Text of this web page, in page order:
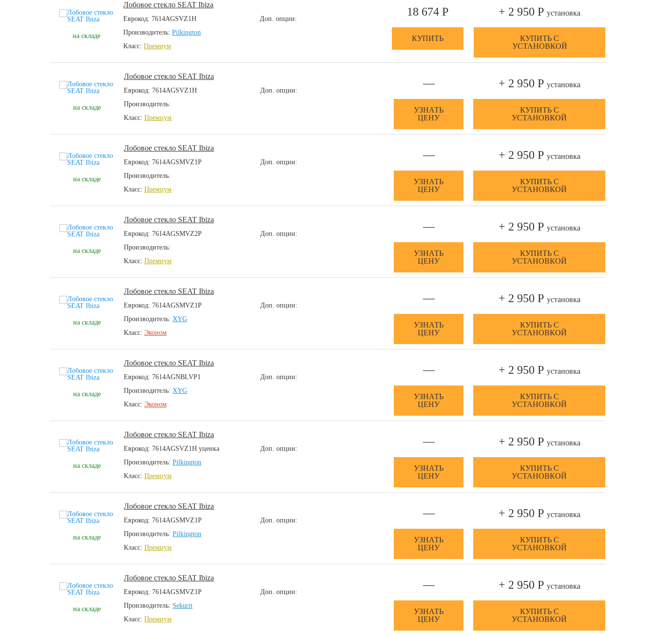
на складе
Лобовое стекло SEAT Ibiza
Еврокод: 7614AGSVZ1H
Производитель: Pilkington
Класс: Премиум
Доп. опции:
18 674 Р
КУПИТЬ
+ 2 950 Р установка
КУПИТЬ С
УСТАНОВКОЙ
на складе
Лобовое стекло SEAT Ibiza
Еврокод: 7614AGSVZ1H
Производитель:
Класс: Премиум
Доп. опции:
—
УЗНАТЬ
ЦЕНУ
+ 2 950 Р установка
КУПИТЬ С
УСТАНОВКОЙ
на складе
Лобовое стекло SEAT Ibiza
Еврокод: 7614AGSMVZ1P
Производитель:
Класс: Премиум
Доп. опции:
—
УЗНАТЬ
ЦЕНУ
+ 2 950 Р установка
КУПИТЬ С
УСТАНОВКОЙ
на складе
Лобовое стекло SEAT Ibiza
Еврокод: 7614AGSMVZ2P
Производитель:
Класс: Премиум
Доп. опции:
—
УЗНАТЬ
ЦЕНУ
+ 2 950 Р установка
КУПИТЬ С
УСТАНОВКОЙ
на складе
Лобовое стекло SEAT Ibiza
Еврокод: 7614AGSMVZ1P
Производитель: XYG
Класс: Эконом
Доп. опции:
—
УЗНАТЬ
ЦЕНУ
+ 2 950 Р установка
КУПИТЬ С
УСТАНОВКОЙ
на складе
Лобовое стекло SEAT Ibiza
Еврокод: 7614AGNBLVP1
Производитель: XYG
Класс: Эконом
Доп. опции:
—
УЗНАТЬ
ЦЕНУ
+ 2 950 Р установка
КУПИТЬ С
УСТАНОВКОЙ
на складе
Лобовое стекло SEAT Ibiza
Еврокод: 7614AGSVZ1H уценка
Производитель: Pilkington
Класс: Премиум
Доп. опции:
—
УЗНАТЬ
ЦЕНУ
+ 2 950 Р установка
КУПИТЬ С
УСТАНОВКОЙ
на складе
Лобовое стекло SEAT Ibiza
Еврокод: 7614AGSMVZ1P
Производитель: Pilkington
Класс: Премиум
Доп. опции:
—
УЗНАТЬ
ЦЕНУ
+ 2 950 Р установка
КУПИТЬ С
УСТАНОВКОЙ
на складе
Лобовое стекло SEAT Ibiza
Еврокод: 7614AGSMVZ1P
Производитель: Sekurit
Класс: Премиум
Доп. опции:
—
УЗНАТЬ
ЦЕНУ
+ 2 950 Р установка
КУПИТЬ С
УСТАНОВКОЙ